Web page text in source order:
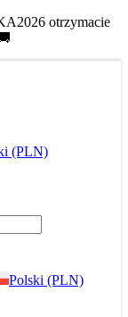
otrzymacie
(PLN)
Polski (PLN)